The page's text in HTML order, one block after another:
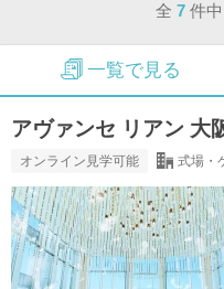
全 7 件
一覧で見る
アヴァンセ リアン 大
オンライン見学可能 式場・